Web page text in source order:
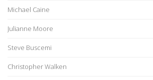
Michael Caine
Julianne Moore
Steve Buscemi
Christopher Walken